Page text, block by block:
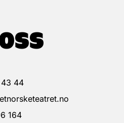
44
164